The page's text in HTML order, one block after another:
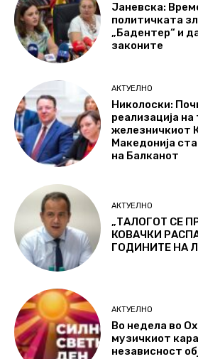
Јаневска:
политичката
„Бадентер“ и
законите
АКТУЕЛНО
Николоски:
реализација
железничкиот
Македонија
на Балканот
АКТУЕЛНО
„ТАЛОГОТ СЕ
КОВАЧКИ
ГОДИНИТЕ НА
АКТУЕЛНО
Во недела во
музичкиот
независност